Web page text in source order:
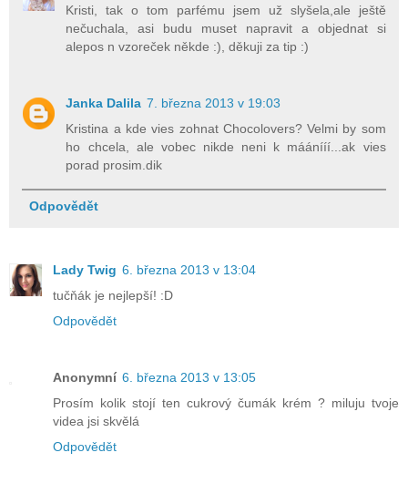
Kristi, tak o tom parfému jsem už slyšela,ale ještě
nečuchala, asi budu muset napravit a objednat si
alepos n vzoreček někde :), děkuji za tip :)
Janka Dalila 7. března 2013 v 19:03
Kristina a kde vies zohnat Chocolovers? Velmi by som
ho chcela, ale vobec nikde neni k máánííí...ak vies
porad prosim.dik
Odpovědět
Lady Twig 6. března 2013 v 13:04
tučňák je nejlepší! :D
Odpovědět
Anonymní 6. března 2013 v 13:05
Prosím kolik stojí ten cukrový čumák krém ? miluju tvoje
videa jsi skvělá
Odpovědět